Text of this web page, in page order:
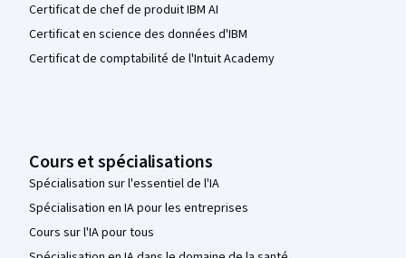
Certificat de chef de produit IBM AI
Certificat en science des données d'IBM
Certificat de comptabilité de l'Intuit Academy
Cours et spécialisations
Spécialisation sur l'essentiel de l'IA
Spécialisation en IA pour les entreprises
Cours sur l'IA pour tous